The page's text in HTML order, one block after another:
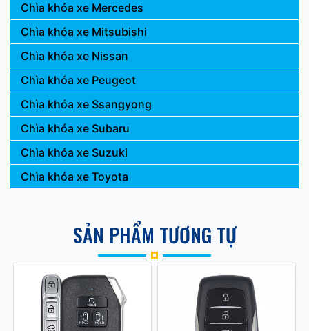
Chìa khóa xe Mercedes
Chìa khóa xe Mitsubishi
Chìa khóa xe Nissan
Chìa khóa xe Peugeot
Chìa khóa xe Ssangyong
Chìa khóa xe Subaru
Chìa khóa xe Suzuki
Chìa khóa xe Toyota
SẢN PHẨM TƯƠNG TỰ